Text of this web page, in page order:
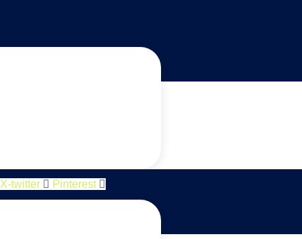
X-twitter Pinterest